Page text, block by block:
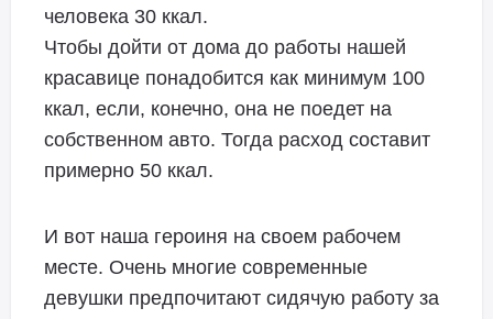
человека 30 ккал.
Чтобы дойти от дома до работы нашей
красавице понадобится как минимум 100
ккал, если, конечно, она не поедет на
собственном авто. Тогда расход составит
примерно 50 ккал.
И вот наша героиня на своем рабочем
месте. Очень многие современные
девушки предпочитают сидячую работу за